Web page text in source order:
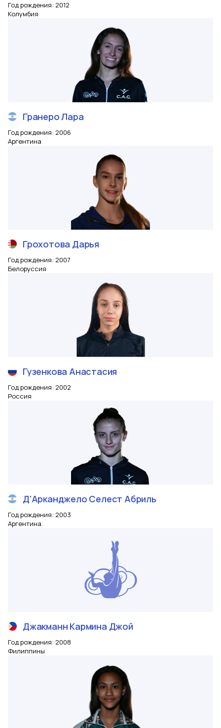
Год рождения: 2012
Колумбия
ГранероЛара
Год рождения: 2006
Аргентина
Грохотова Дарья
Год рождения: 2007
Белоруссия
Гузенкова Анастасия
Год рождения: 2002
Россия
Д'Арканджело Селест Абриль
Год рождения: 2003
Аргентина
Джакманн Кармина Джой
Год рождения: 2008
Филиппины